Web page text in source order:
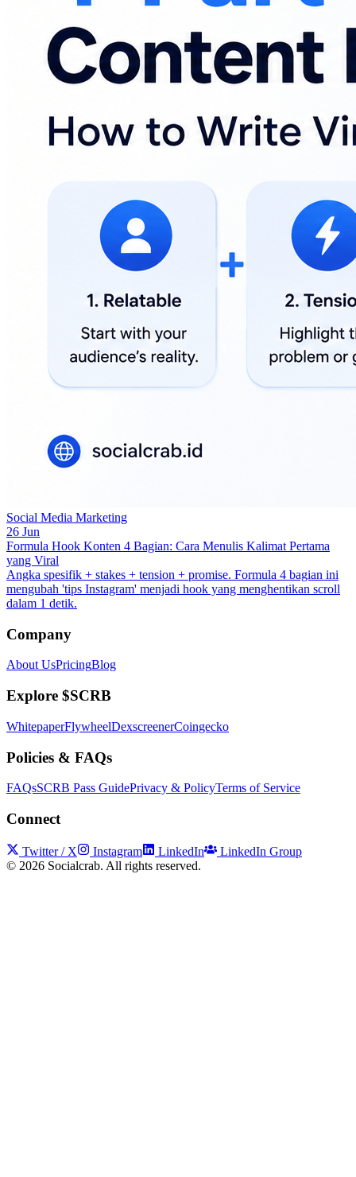
Social Media Marketing
26 Jun
Formula Hook Konten 4 Bagian: Cara Menulis Kalimat Pertama
yang Viral
Angka spesifik + stakes + tension + promise. Formula 4 bagian ini
mengubah 'tips Instagram' menjadi hook yang menghentikan scroll
dalam 1 detik.
Company
About UsPricingBlog
Explore $SCRB
WhitepaperFlywheelDexscreenerCoingecko
Policies & FAQs
FAQsSCRB Pass GuidePrivacy & PolicyTerms of Service
Connect
Twitter / X Instagram LinkedIn
LinkedIn Group
© 2026 Socialcrab. All rights reserved.